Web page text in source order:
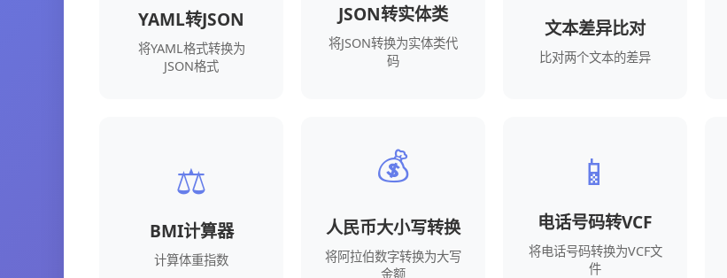
YAML转JSON
将YAML格式转换为
JSON格式
JSON转实体类
将JSON转换为实体类代
码
文本差异比对
比对两个文本的差异
⚖️
BMI计算器
计算体重指数
💰
人民币大小写转换
将阿拉伯数字转换为大写
金额
📱
电话号码转VCF
将电话号码转换为VCF文
件